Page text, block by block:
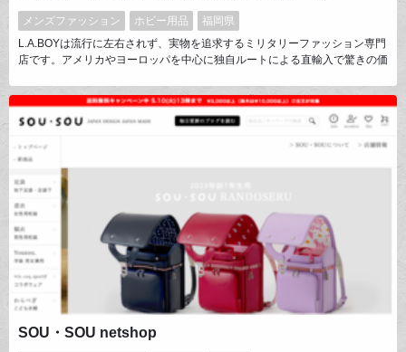
メンズファッション ホビー用品
福岡県
L.A.BOYは流行に左右されず、実物を追求するミリタリーファッション専門
店です。アメリカやヨーロッパを中心に独自ルートによる直輸入で驚きの価
扱っております。
SOU・SOU netshop